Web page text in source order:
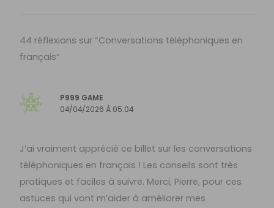
44 réflexions sur “Conversations téléphoniques en
français”
P999 GAME
04/04/2026 À 05:04
J’ai vraiment apprécié ce billet sur les conversations
téléphoniques en français ! Les conseils sont très
pratiques et faciles à suivre. Merci, Pierre, pour ces
astuces qui vont m’aider à améliorer mes